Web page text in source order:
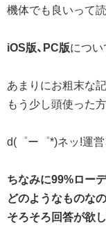
機体でも良いって
iOS版、PC版につい
あまりにお粗末な
もう少し頭使った
d(゜ー゜*)ネッ!運
ちなみに99%ロー
どのようなものな
そろそろ回答が欲